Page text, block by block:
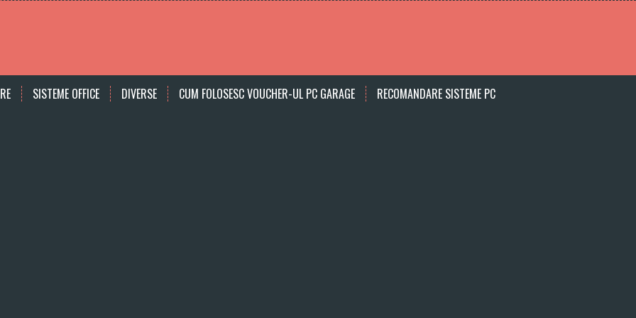
SISTEME OFFICE DIVERSE CUM FOLOSESC VOUCHER-UL PC GARAGE RECOMANDARE SISTEME PC